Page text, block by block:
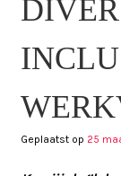
Geplaatst op 25